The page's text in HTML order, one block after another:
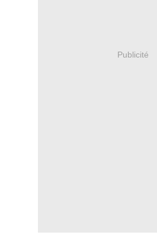
Publicité